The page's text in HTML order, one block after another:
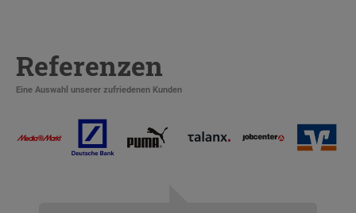
Referenzen
Eine Auswahl unserer zufriedenen Kunden